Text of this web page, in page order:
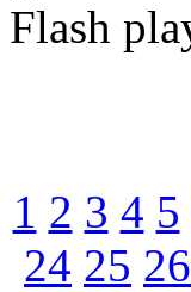
Flash
1 2 3 4 5
24 25 26